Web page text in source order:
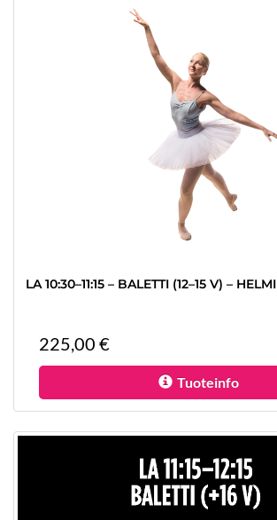
LA 10:30–11:15 – BALETTI (12–15 V) – HELMI
225,00 €
Tuoteinfo